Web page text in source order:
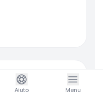
Aiuto Menu